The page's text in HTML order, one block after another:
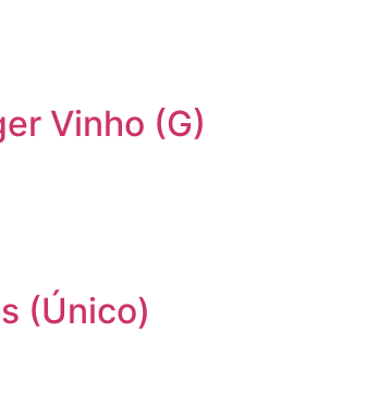
Vinho (G)
(Único)